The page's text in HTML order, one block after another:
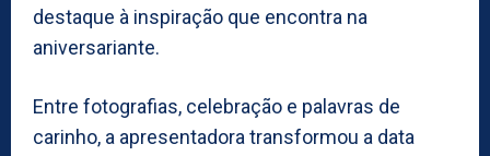
destaque à inspiração que encontra na
aniversariante.
Entre fotografias, celebração e palavras de
carinho, a apresentadora transformou a data